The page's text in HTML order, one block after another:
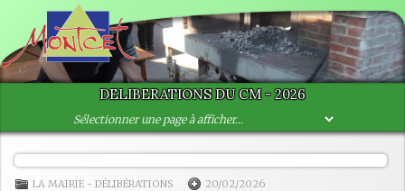
DELIBERATIONS DU CM - 2026
LA MAIRIE - DÉLIBÉRATIONS 20/02/2026